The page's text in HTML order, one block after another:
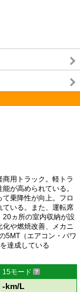
用トラック。軽トラ
が高められている。
乗降性が向上。フロ
ている。また、運転席
20ヵ所の室内収納が設
や燃焼改善、メカニ
5MT（エアコン・パワ
達成している
15モード
-km/L